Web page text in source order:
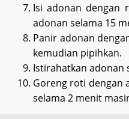
Isi adonan dengan
adonan selama 15
Panir adonan
kemudian pipihkan.
Istirahatkan adonan
Goreng roti dengan
selama 2 menit